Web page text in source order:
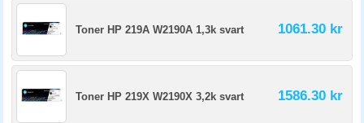
Toner HP 219A W2190A 1,3k svart 1061.30 kr
Toner HP 219X W2190X 3,2k svart 1586.30 kr